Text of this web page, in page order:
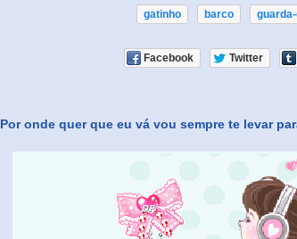
gatinho barco
Facebook Twitter
Por onde quer que eu vá vou sempre te levar